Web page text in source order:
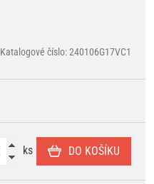
Katalogové číslo: 240106G17VC1
ks DO KOŠÍKU